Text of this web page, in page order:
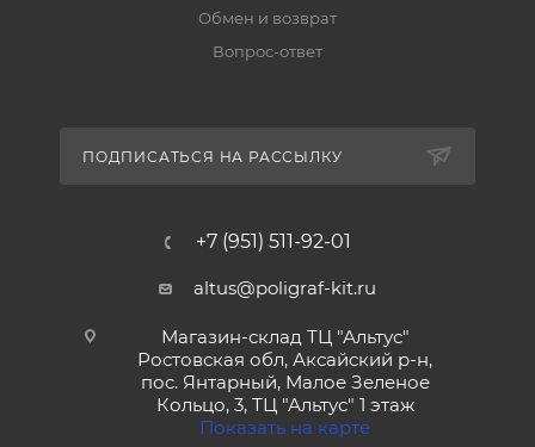
Обмен и возврат
Вопрос-ответ
ПОДПИСАТЬСЯ НА РАССЫЛКУ
+7 (951) 511-92-01
altus@poligraf-kit.ru
Магазин-склад ТЦ "Альтус"
Ростовская обл, Аксайский р-н,
пос. Янтарный, Малое Зеленое
Кольцо, 3, ТЦ "Альтус" 1 этаж
Показать на карте